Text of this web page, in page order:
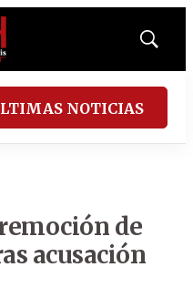
Mostrar
NOTICIAS
de
acusación